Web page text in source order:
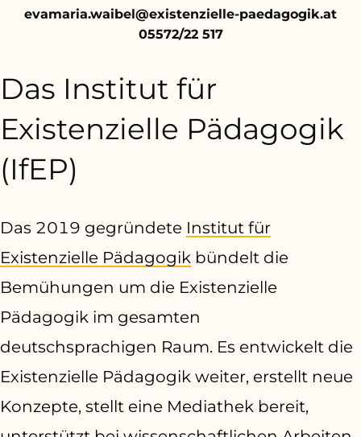
evamaria.waibel@existenzielle-paedagogik.at
05572/22 517
Das Institut für
Existenzielle Pädagogik
(IfEP)
Das 2019 gegründete Institut für
Existenzielle Pädagogik bündelt die
Bemühungen um die Existenzielle
Pädagogik im gesamten
deutschsprachigen Raum. Es entwickelt die
Existenzielle Pädagogik weiter, erstellt neue
Konzepte, stellt eine Mediathek bereit,